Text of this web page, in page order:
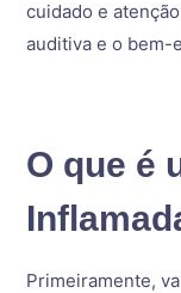
cuidado e
auditiva e o bem-
O que é
Primeiramente,